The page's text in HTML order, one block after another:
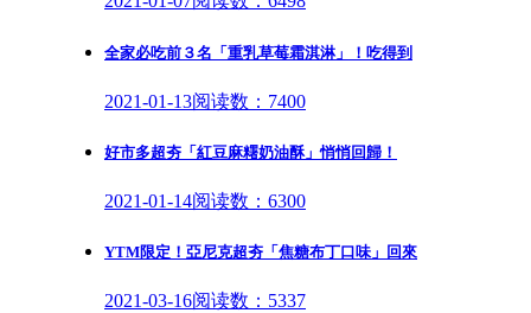
全家必吃前３名「重乳草莓霜淇淋」！吃得到
2021-01-13阅读数：7400
好市多超夯「紅豆麻糬奶油酥」悄悄回歸！
2021-01-14阅读数：6300
YTM限定！亞尼克超夯「焦糖布丁口味」回來
2021-03-16阅读数：5337